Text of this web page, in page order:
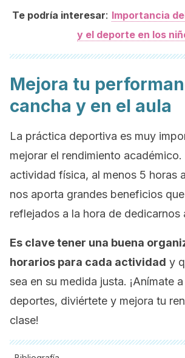
Te podría interesar: Importancia
y el deporte en los
Mejora tu
cancha y en el aula
La práctica deportiva es muy
mejorar el rendimiento académico.
actividad física, al menos 5 horas
nos aporta grandes beneficios
reflejados a la hora de dedicarnos
Es clave tener una buena
horarios para cada actividad y
sea en su medida justa. ¡Anímate
deportes, diviértete y mejora tu
clase!